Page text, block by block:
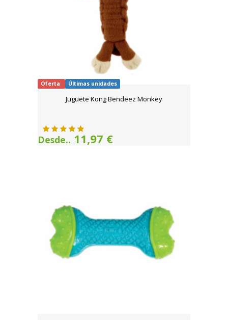
Oferta Últimas unidades
Juguete Kong Bendeez Monkey
Desde.. 11,97 €